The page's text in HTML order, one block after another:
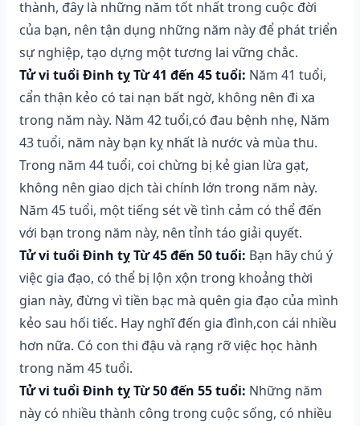
thành, đây là những năm tốt nhất trong cuộc đời
của bạn, nên tận dụng những năm này để phát triển
sự nghiệp, tạo dựng một tương lai vững chắc.
Tử vi tuổi Đinh tỵ Từ 41 đến 45 tuổi: Năm 41 tuổi,
cẩn thận kẻo có tai nạn bất ngờ, không nên đi xa
trong năm này. Năm 42 tuổi,có đau bệnh nhẹ, Năm
43 tuổi, năm này bạn kỵ nhất là nước và mùa thu.
Trong năm 44 tuổi, coi chừng bị kẻ gian lừa gạt,
không nên giao dịch tài chính lớn trong năm này.
Năm 45 tuổi, một tiếng sét về tình cảm có thể đến
với bạn trong năm này, nên tỉnh táo giải quyết.
Tử vi tuổi Đinh tỵ Từ 45 đến 50 tuổi: Bạn hãy chú ý
việc gia đạo, có thể bị lộn xộn trong khoảng thời
gian này, đừng vì tiền bạc mà quên gia đạo của mình
kẻo sau hối tiếc. Hay nghĩ đến gia đình,con cái nhiều
hơn nữa. Có con thi đậu và rạng rỡ việc học hành
trong năm 45 tuổi.
Tử vi tuổi Đinh tỵ Từ 50 đến 55 tuổi: Những năm
này có nhiều thành công trong cuộc sống, có nhiều